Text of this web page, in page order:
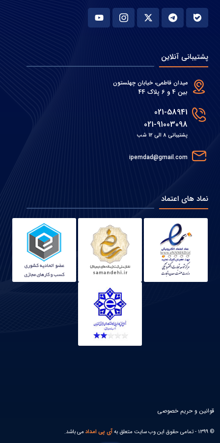
پشتیبانی آنلاین
میدان فاطمی، خیابان چهلستون
بین 4 و 6 پلاک 44
021-58941
021-91003098
پشتیبانی 8 الی 12 شب
ipemdad@gmail.com
نماد های اعتماد
© 1399 - تمامی حقوق این وب سایت متعلق به آی پی امدادمی باشد.
قوانین و حریم خصوصی